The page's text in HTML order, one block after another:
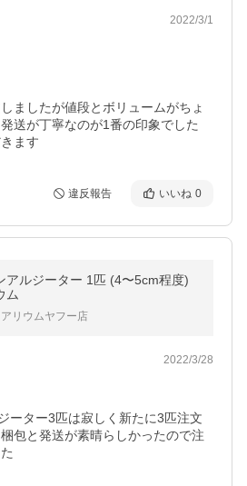
2022/3/1
ましたが値段とボリュームがちょ
送が丁寧なのが1番の印象でした
ます
違反報告 いいね 0
アルジーター 1匹 (4〜5cm程度)
ム
リウムヤフー店
2022/3/28
ーター3匹は寂しく新たに3匹注文
包と発送が素晴らしかったので注